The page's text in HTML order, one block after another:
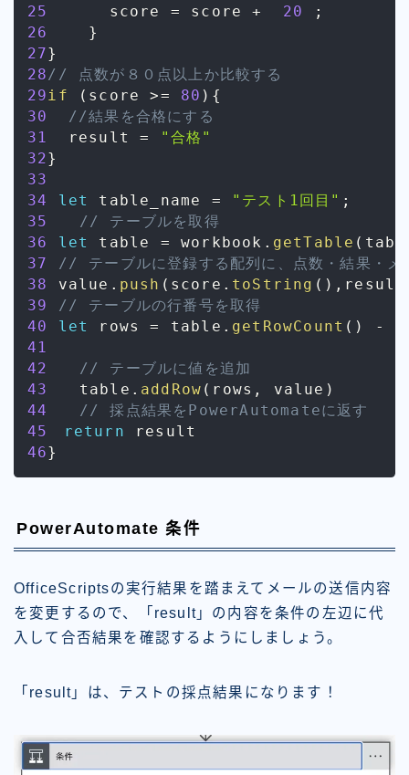
25
      score
= score + 20
;
26
}
27}
28// 点数が８０点以上か比較する
29if ( score >= 80 ) {
30
//結果を合格にする
31
  result
=
"合格"
32}
33
34
let table_name = "テスト1回目" ;
35
// テーブルを取得
36
let table = workbook . getTable (
37
// テーブルに登録する配列に、点数・結果・メ
38
value . push ( score . toString ( ) , result
39
// テーブルの行番号を取得
40
let rows = table . getRowCount ( ) -
41
42
// テーブルに値を追加
43
table . addRow ( rows , value )
44
// 採点結果をPowerAutomateに返す
45
return
46}
PowerAutomate 条件
OfficeScriptsの実行結果を踏まえてメールの送信内容
を変更するので、「 result 」の内容を条件の左辺に代
入して合否結果を確認するようにしましょう。
「 result 」は、テストの採点結果になります！